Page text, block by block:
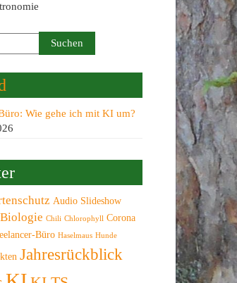
Wie gehe ich mit KI um?
Audio Slideshow
Biologie Chili Chlorophyll Corona
Büro Haselmaus Hunde
Jahresrückblick